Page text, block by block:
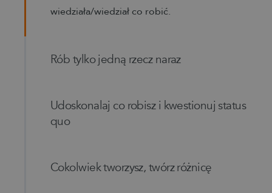
wiedziała/wiedział co robić.
Rób tylko jedną rzecz naraz
Udoskonalaj co robisz i kwestionuj status
quo
Cokolwiek tworzysz, twórz różnicę